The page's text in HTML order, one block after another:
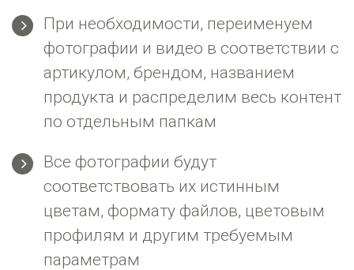
При необходимости, переименуем
фотографии и видео в соответствии с
артикулом, брендом, названием
продукта и распределим весь контент
по отдельным папкам
Все фотографии будут
соответствовать их истинным
цветам, формату файлов, цветовым
профилям и другим требуемым
параметрам